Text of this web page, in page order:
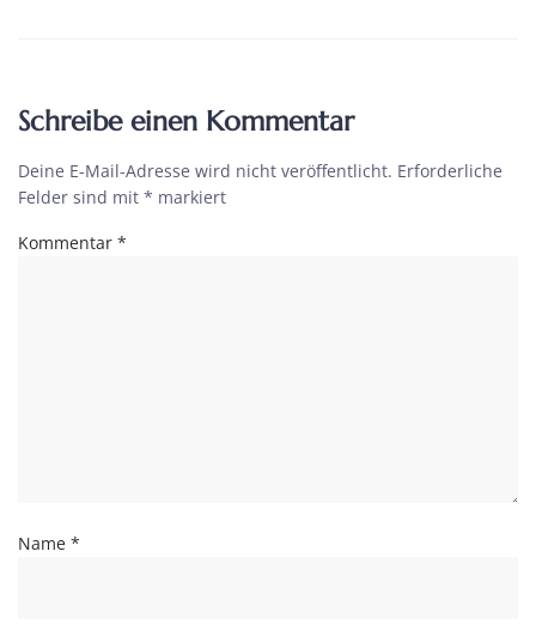
Schreibe einen Kommentar
Deine E-Mail-Adresse wird nicht veröffentlicht. Erforderliche
Felder sind mit * markiert
Kommentar *
Name *